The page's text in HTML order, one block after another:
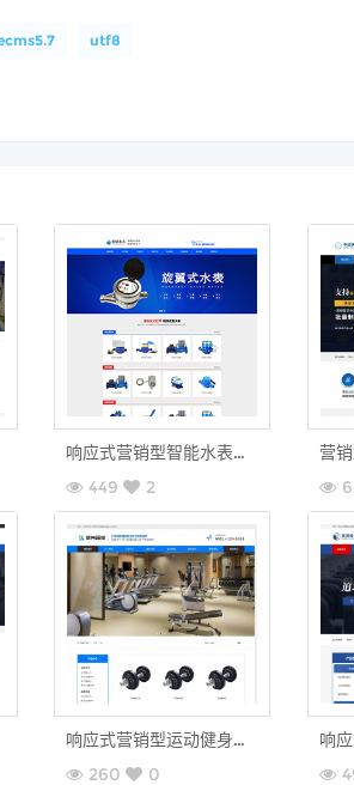
utf8
响应式营销型智能水表类网站织梦模板(自适应手机端)
449
2
响应式营销型运动健身器械生产类织梦模板(自适应手机端)
260
0